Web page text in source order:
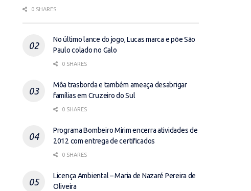
0 SHARES
No último lance do jogo, Lucas marca e põe São
Paulo colado no Galo
0 SHARES
Môa trasborda e também ameaça desabrigar
famílias em Cruzeiro do Sul
0 SHARES
Programa Bombeiro Mirim encerra atividades de
2012 com entrega de certificados
0 SHARES
Licença Ambiental – Maria de Nazaré Pereira de
Oliveira